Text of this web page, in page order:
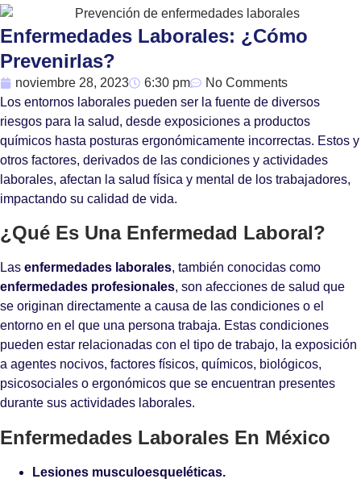
Enfermedades Laborales: ¿Cómo
Prevenirlas?
noviembre 28, 2023 6:30 pm
No Comments
Los entornos laborales pueden ser la fuente de diversos
riesgos para la salud, desde exposiciones a productos
químicos hasta posturas ergonómicamente incorrectas. Estos y
otros factores, derivados de las condiciones y actividades
laborales, afectan la salud física y mental de los trabajadores,
impactando su calidad de vida.
¿Qué Es Una Enfermedad Laboral?
Las enfermedades laborales, también conocidas como
enfermedades profesionales, son afecciones de salud que
se originan directamente a causa de las condiciones o el
entorno en el que una persona trabaja. Estas condiciones
pueden estar relacionadas con el tipo de trabajo, la exposición
a agentes nocivos, factores físicos, químicos, biológicos,
psicosociales o ergonómicos que se encuentran presentes
durante sus actividades laborales.
Enfermedades Laborales En México
Lesiones musculoesqueléticas.